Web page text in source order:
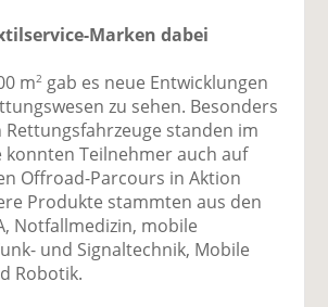
Marken dabei
m2 gab es neue Entwicklungen
zu sehen. Besonders
Rettungsfahrzeuge standen im
konnten Teilnehmer auch auf
Offroad-Parcours in Aktion
Produkte stammten aus den
Notfallmedizin, mobile
und Signaltechnik, Mobile
Robotik.